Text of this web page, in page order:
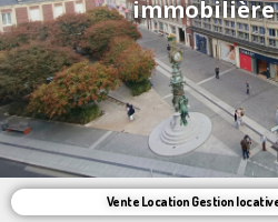
immobilière
Vente Location Gestion